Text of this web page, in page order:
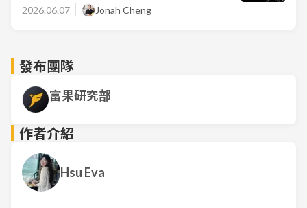
2026.06.07 Jonah Cheng
發布團隊
富果研究部
作者介紹
Hsu Eva